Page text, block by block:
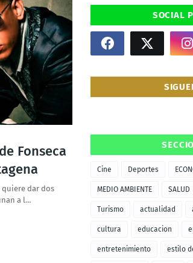
Fonseca
quiere dar dos
a l…
SOCIAL
Cine Deportes
MEDIO AMBIENTE SALUD
Turismo actualidad
cultura educacion
entretenimiento estilo